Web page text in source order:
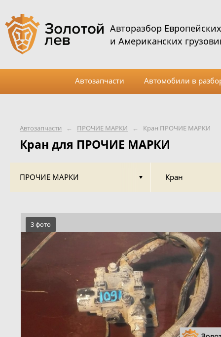
Автозапчасти ← ПРОЧИЕ МАРКИ ← Кран ПРОЧИЕ МАРКИ
Кран для ПРОЧИЕ МАРКИ
ПРОЧИЕ МАРКИ Кран
3 фото
Авторазбор Европейских
и Американских
Автозапчасти Автомобили в